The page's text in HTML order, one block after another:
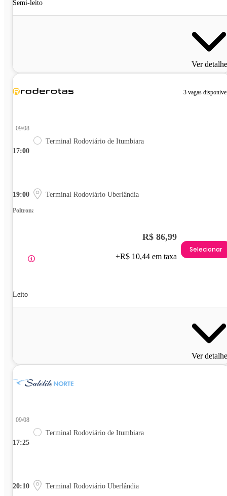
Semi-leito
Ver
3 vagas
17:00
09/08
Terminal Rodoviário de Itumbiara
19:00 Terminal Rodoviário Uberlândia
Poltrona
Leito
R$ 86,99
+R$ 10,44 em taxa
Selecionar
Ver
17:25
09/08
Terminal Rodoviário de Itumbiara
20:10 Terminal Rodoviário Uberlândia